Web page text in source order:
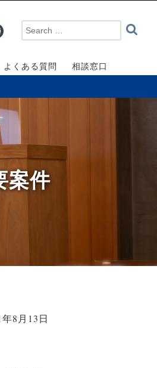
よくある質問 相談窓口
案件
8月13日